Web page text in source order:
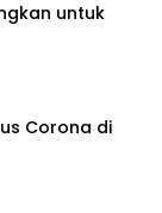
untuk
Corona di